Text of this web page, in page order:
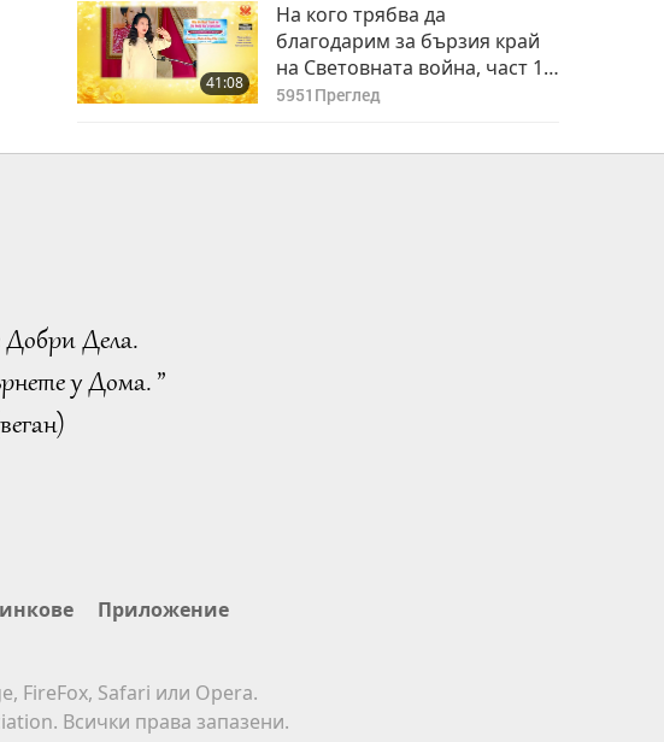
41:08
На кого трябва да
благодарим за бързия край
на Световната война, част 1
от 3
5951 Преглед
Дела.
у Дома. ”
Приложение
FireFox, Safari или Opera.
Всички права запазени.